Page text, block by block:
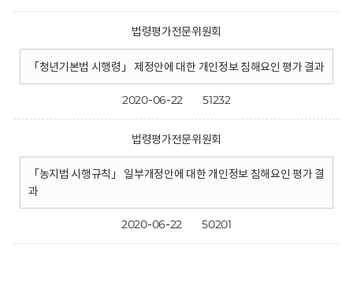
법령평가전문위원회
「청년기본법 시행령」 제정안에 대한 개인정보 침해요인 평가 결과
2020-06-22 51232
법령평가전문위원회
「농지법 시행규칙」 일부개정안에 대한 개인정보 침해요인 평가 결
과
2020-06-22 50201